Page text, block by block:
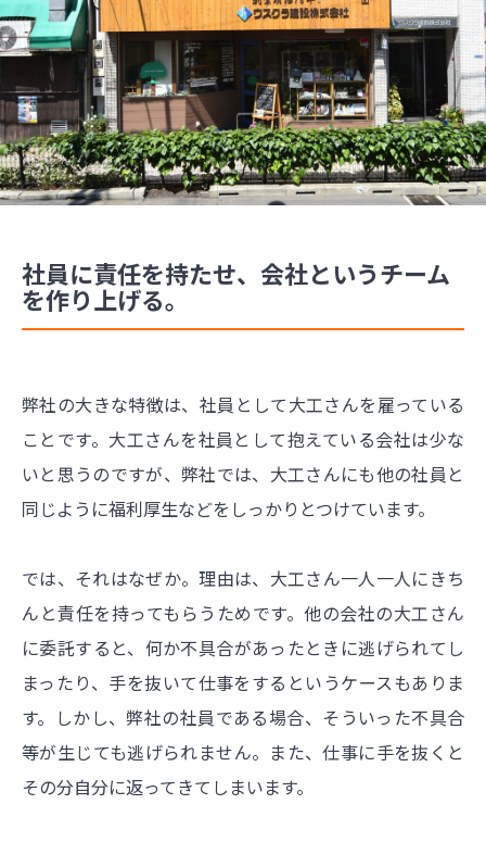
社員に責任を持たせ、会社というチーム
を作り上げる。
弊社の大きな特徴は、社員として大工さんを雇っている
ことです。大工さんを社員として抱えている会社は少な
いと思うのですが、弊社では、大工さんにも他の社員と
同じように福利厚生などをしっかりとつけています。
では、それはなぜか。理由は、大工さん一人一人にきち
んと責任を持ってもらうためです。他の会社の大工さん
に委託すると、何か不具合があったときに逃げられてし
まったり、手を抜いて仕事をするというケースもありま
す。しかし、弊社の社員である場合、そういった不具合
等が生じても逃げられません。また、仕事に手を抜くと
その分自分に返ってきてしまいます。